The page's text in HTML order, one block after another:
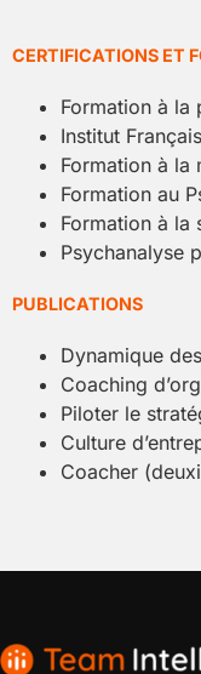
CERTIFICATIONS ET
Formation à la
Institut
Formation à la
Formation au
Formation à la
Psychanalyse
PUBLICATIONS
Dynamique
Coaching
Piloter le
Culture
Coacher